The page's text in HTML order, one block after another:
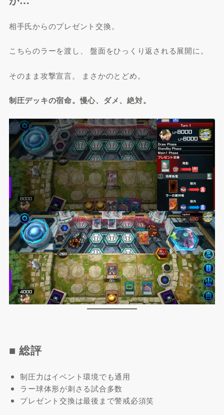
相手氏からのプレゼント交換。
こちらのラーを渡し、 盤面をひっくり返される展開に。
そのまま攻撃宣言。 まさかのとどめ。
制圧デッキの宿命。慢心、ダメ、絶対。
■ 総評
制圧力はイベント環境でも通用
ラー球体形が刺さる試合多数
プレゼント交換は最後まで警戒必須笑